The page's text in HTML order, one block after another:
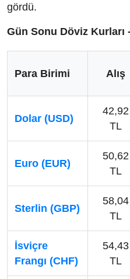
gördü.
Gün Sonu Döviz Kurları
Para Birimi Alış
Dolar (USD)
42,92
TL
Euro (EUR)
50,62
TL
Sterlin (GBP)
58,04
TL
İsviçre
Frangı (CHF)
54,43
TL